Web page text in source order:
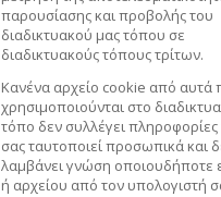
παρουσίασης και προβολής του
διαδικτυακού μας τόπου σε
διαδικτυακούς τόπους τρίτων.
Κανένα αρχείο cookie από αυτά
χρησιμοποιούνται στο
τόπο δεν συλλέγει
σας ταυτοποιεί προσωπικά και
λαμβάνει γνώση οποιουδήποτε
ή αρχείου από τον υπολογιστή